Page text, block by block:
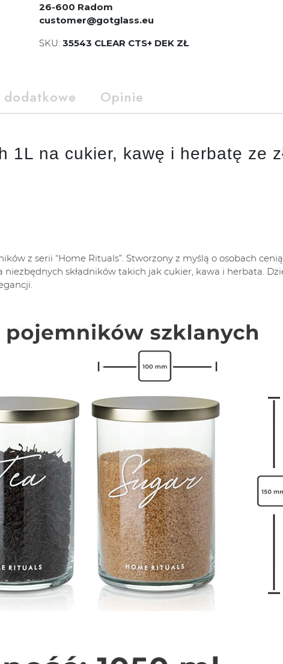
26-600 Radom
customer@gotglass.eu
SKU:35543 CLEAR CTS+ DEK ZŁ
Opinie
na cukier, kawę i herbatę ze
z serii “Home Rituals”. Stworzony z myślą o osobach
składników takich jak cukier, kawa i herbata.